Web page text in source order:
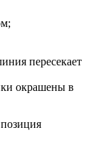
пересекает
окрашены в